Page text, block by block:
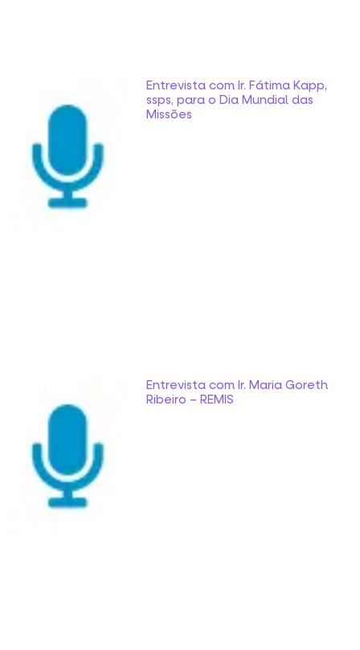
Entrevista com Ir. Fátima Kapp,
ssps, para o Dia Mundial das
Missões
Entrevista com Ir. Maria Goreth
Ribeiro – REMIS